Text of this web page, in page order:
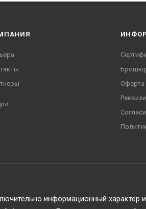
Оферта
информационный характер